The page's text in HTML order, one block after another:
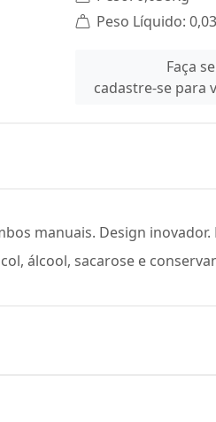
Peso Líquido:
Faça
cadastre-se para
manuais. Design
álcool, sacarose e